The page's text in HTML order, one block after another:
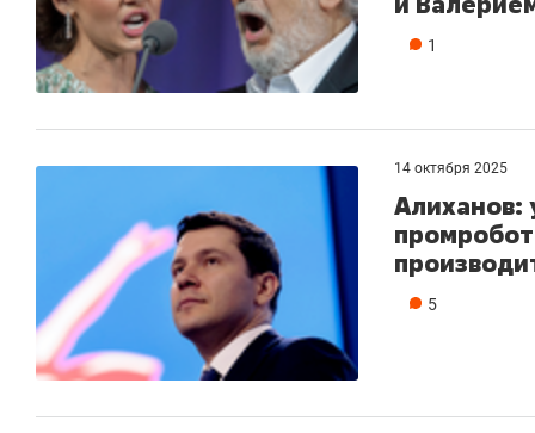
1
14 октября 2025
Алиханов:
5